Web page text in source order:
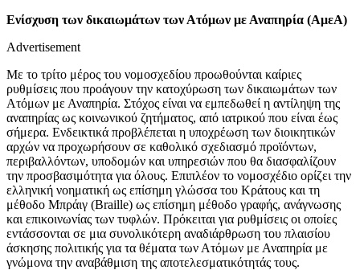
Ενίσχυση των δικαιωμάτων των Ατόμων με Αναπηρία (ΑμεΑ)
Advertisement
Με το τρίτο μέρος του νομοσχεδίου προωθούνται καίριες
ρυθμίσεις που προάγουν την κατοχύρωση των δικαιωμάτων των
Ατόμων με Αναπηρία. Στόχος είναι να εμπεδωθεί η αντίληψη της
αναπηρίας ως κοινωνικού ζητήματος, από ιατρικού που είναι έως
σήμερα. Ενδεικτικά προβλέπεται η υποχρέωση των διοικητικών
αρχών να προχωρήσουν σε καθολικό σχεδιασμό προϊόντων,
περιβαλλόντων, υποδομών και υπηρεσιών που θα διασφαλίζουν
την προσβασιμότητα για όλους. Επιπλέον το νομοσχέδιο ορίζει την
ελληνική νοηματική ως επίσημη γλώσσα του Κράτους και τη
μέθοδο Μπράιγ (Braille) ως επίσημη μέθοδο γραφής, ανάγνωσης
και επικοινωνίας των τυφλών. Πρόκειται για ρυθμίσεις οι οποίες
εντάσσονται σε μια συνολικότερη αναδιάρθρωση του πλαισίου
άσκησης πολιτικής για τα θέματα των Ατόμων με Αναπηρία με
γνώμονα την αναβάθμιση της αποτελεσματικότητάς τους.